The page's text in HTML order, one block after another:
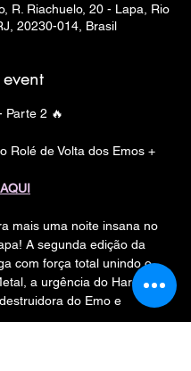
R. Riachuelo, 20 - Lapa, Rio
20230-014, Brasil
Parte 2 🔥
Rolé de Volta dos Emos +
AQUI
mais uma noite insana no
A segunda edição da
com força total unindo o
a urgência do Hard Trap
do Emo e